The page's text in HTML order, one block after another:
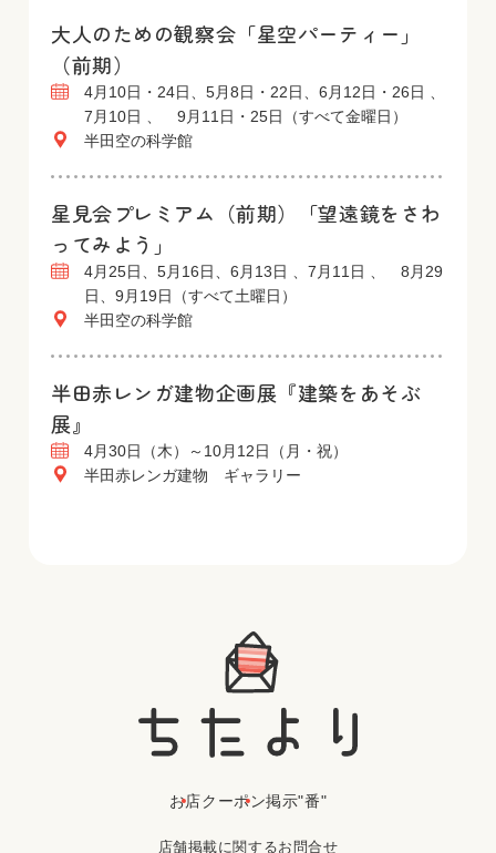
大人のための観察会「星空パーティー」
（前期）
4月10日・24日、5月8日・22日、6月12日・26日 、
7月10日 、 9月11日・25日（すべて金曜日）
半田空の科学館
星見会プレミアム（前期）「望遠鏡をさわ
ってみよう」
4月25日、5月16日、6月13日 、7月11日 、 8月29
日、9月19日（すべて土曜日）
半田空の科学館
半田赤レンガ建物企画展『建築をあそぶ
展』
4月30日（木）～10月12日（月・祝）
半田赤レンガ建物 ギャラリー
お店クーポン掲示"番"
店舗掲載に関するお問合せ